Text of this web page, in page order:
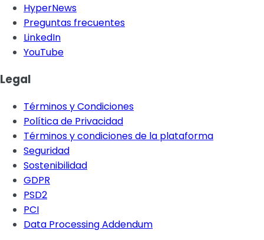
HyperNews
Preguntas frecuentes
LinkedIn
YouTube
Legal
Términos y Condiciones
Política de Privacidad
Términos y condiciones de la plataforma
Seguridad
Sostenibilidad
GDPR
PSD2
PCI
Data Processing Addendum